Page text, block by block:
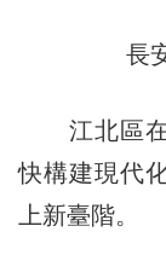
長
江北區在
快構建現代
上新臺階。